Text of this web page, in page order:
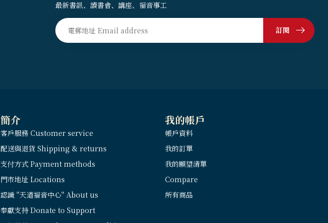
最新書訊、讀書會、講座、福音事工
訂閱
簡介
客戶服務 Customer service
配送與退貨 Shipping & returns
支付方式 Payment methods
門市地址 Locations
認識 "天道福音中心" About us
奉獻支持 Donate to Support
我的帳戶
帳戶資料
我的訂單
我的願望清單
Compare
所有商品